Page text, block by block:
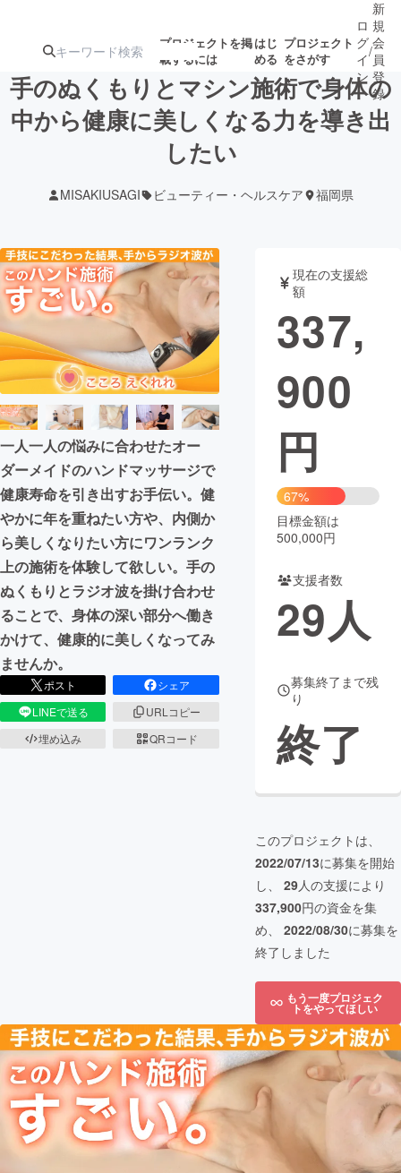
プロジェクトを掲
載するには
はじ
める
プロジェクト
をさがす
注目の新着プロ募集終了が近いプ
テクノロジー・ガジェット
映像・映画 書籍・雑誌
ビジネス・起業 チャレンジ
まちづくり・地域活性化
CAMPFIRE for Social Good
CAMPFIRE Creation
CAMPFIREふるさと納税machi-ya コミュニティ
ロ
グ
イ
ン
/
新
規
会
員
登
録
手のぬくもりとマシン施術で身体の
中から健康に美しくなる力を導き出
したい
MISAKIUSAGI ビューティー・ヘルスケア 福岡県
一人一人の悩みに合わせたオー
ダーメイドのハンドマッサージで
健康寿命を引き出すお手伝い。健
やかに年を重ねたい方や、内側か
ら美しくなりたい方にワンランク
上の施術を体験して欲しい。手の
ぬくもりとラジオ波を掛け合わせ
ることで、身体の深い部分へ働き
かけて、健康的に美しくなってみ
ませんか。
ポスト
シェア
LINEで送る
URLコピー
埋め込み
QRコード
現在の支援総
額
337,
900
円
67%
目標金額は
500,000円
支援者数
29人
募集終了まで残
り
終了
このプロジェクトは、
2022/07/13に募集を開始
し、 29人の支援により
337,900円の資金を集
め、 2022/08/30に募集を
終了しました
もう一度プロジェク
トをやってほしい